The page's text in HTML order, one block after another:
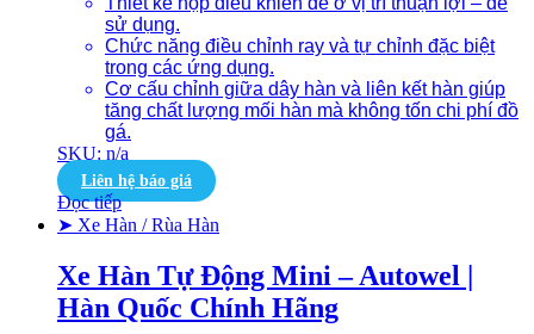
sử dụng.
Chức năng điều chỉnh ray và tự chỉnh đặc biệt
trong các ứng dụng.
Cơ cấu chỉnh giữa dây hàn và liên kết hàn giúp
tăng chất lượng mối hàn mà không tốn chi phí đồ
gá.
SKU: n/a
Liên hệ báo giá
Đọc tiếp
➤ Xe Hàn / Rùa Hàn
Xe Hàn Tự Động Mini – Autowel |
Hàn Quốc Chính Hãng